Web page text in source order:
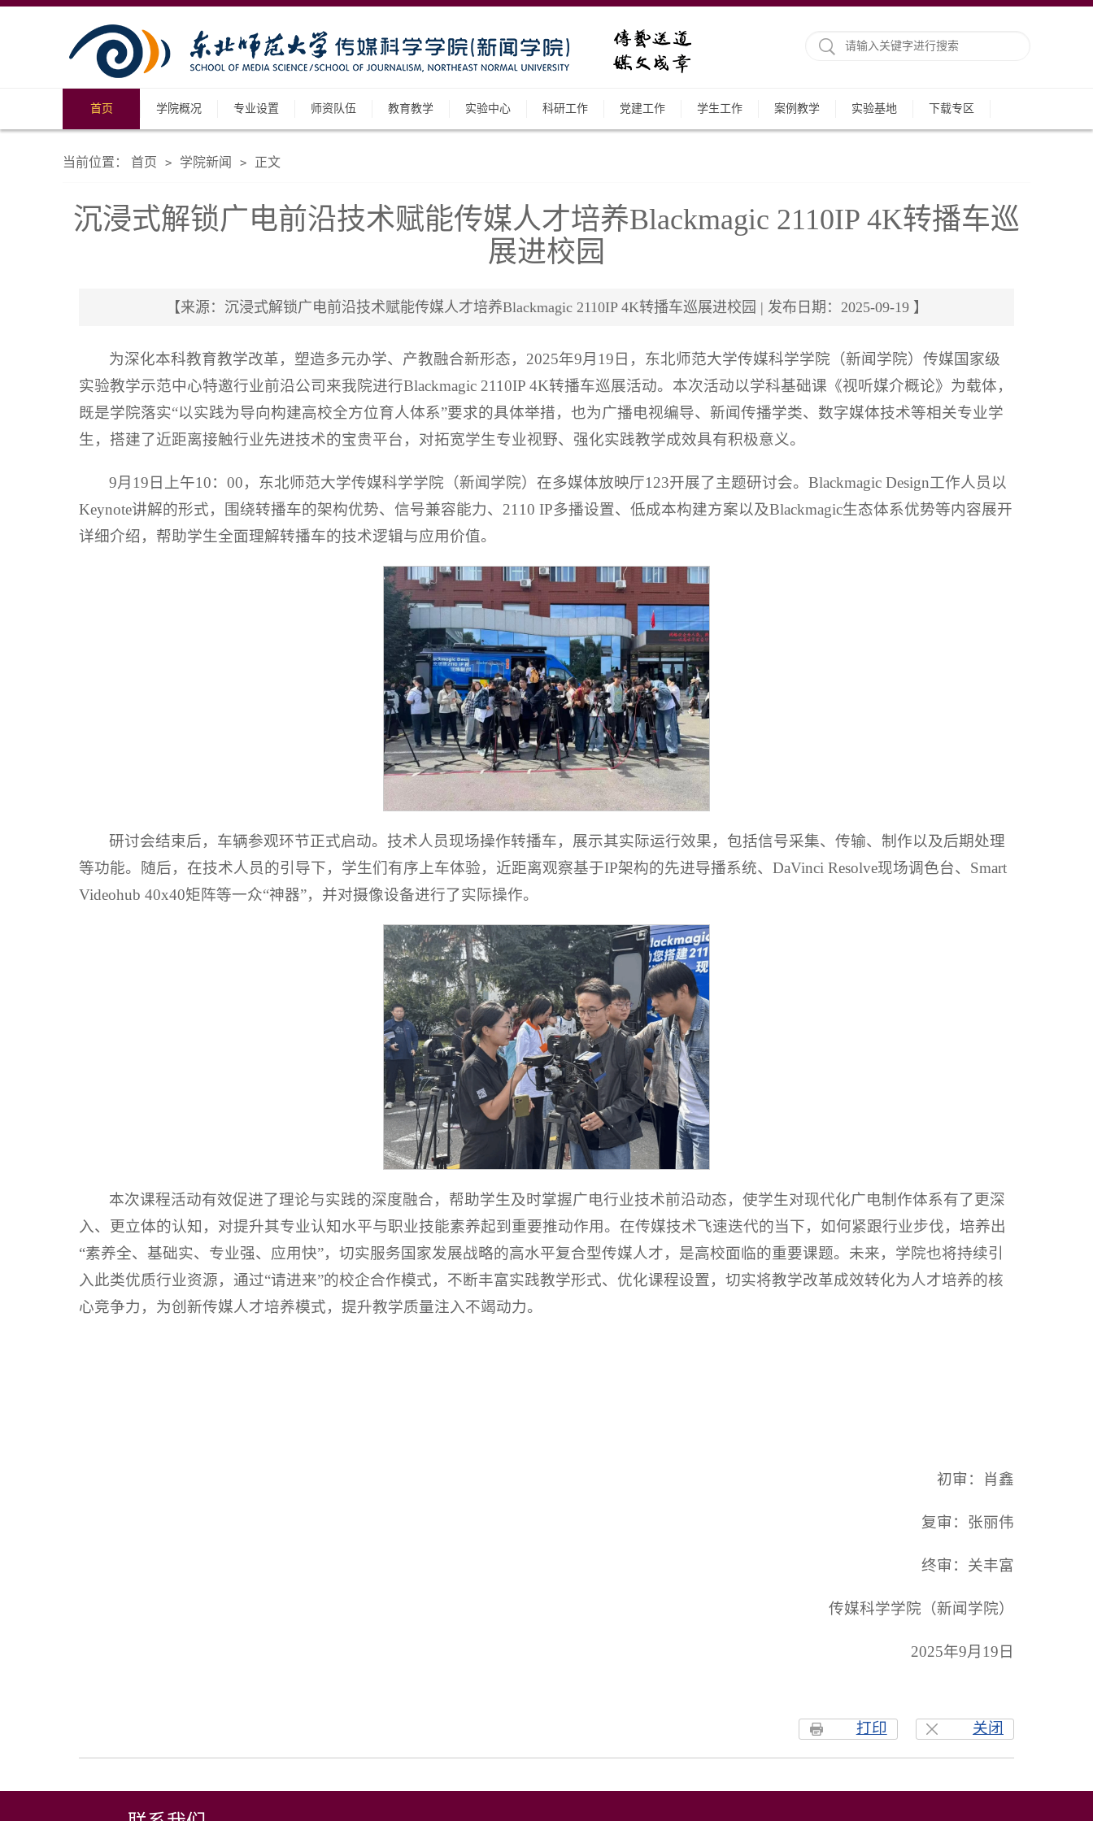
首页 学院概况 专业设置 师资队伍 教育教学 实验中心 科研工作 党建工作 学生工作 案例教学 实验基地 下载专区
当前位置： 首页 > 学院新闻 > 正文
沉浸式解锁广电前沿技术赋能传媒人才培养Blackmagic 2110IP 4K转播车巡
展进校园
【来源：沉浸式解锁广电前沿技术赋能传媒人才培养Blackmagic 2110IP 4K转播车巡展进校园 | 发布日期：2025-09-19 】
为深化本科教育教学改革，塑造多元办学、产教融合新形态，2025年9月19日，东北师范大学传媒科学学院（新闻学院）传媒国家级
实验教学示范中心特邀行业前沿公司来我院进行Blackmagic 2110IP 4K转播车巡展活动。本次活动以学科基础课《视听媒介概论》为载体，
既是学院落实“以实践为导向构建高校全方位育人体系”要求的具体举措，也为广播电视编导、新闻传播学类、数字媒体技术等相关专业学
生，搭建了近距离接触行业先进技术的宝贵平台，对拓宽学生专业视野、强化实践教学成效具有积极意义。
9月19日上午10：00，东北师范大学传媒科学学院（新闻学院）在多媒体放映厅123开展了主题研讨会。Blackmagic Design工作人员以
Keynote讲解的形式，围绕转播车的架构优势、信号兼容能力、2110 IP多播设置、低成本构建方案以及Blackmagic生态体系优势等内容展开
详细介绍，帮助学生全面理解转播车的技术逻辑与应用价值。
研讨会结束后，车辆参观环节正式启动。技术人员现场操作转播车，展示其实际运行效果，包括信号采集、传输、制作以及后期处理
等功能。随后，在技术人员的引导下，学生们有序上车体验，近距离观察基于IP架构的先进导播系统、DaVinci Resolve现场调色台、Smart
Videohub 40x40矩阵等一众“神器”，并对摄像设备进行了实际操作。
本次课程活动有效促进了理论与实践的深度融合，帮助学生及时掌握广电行业技术前沿动态，使学生对现代化广电制作体系有了更深
入、更立体的认知，对提升其专业认知水平与职业技能素养起到重要推动作用。在传媒技术飞速迭代的当下，如何紧跟行业步伐，培养出
“素养全、基础实、专业强、应用快”，切实服务国家发展战略的高水平复合型传媒人才，是高校面临的重要课题。未来，学院也将持续引
入此类优质行业资源，通过“请进来”的校企合作模式，不断丰富实践教学形式、优化课程设置，切实将教学改革成效转化为人才培养的核
心竞争力，为创新传媒人才培养模式，提升教学质量注入不竭动力。
初审：肖鑫
复审：张丽伟
终审：关丰富
传媒科学学院（新闻学院）
2025年9月19日
关闭
打印